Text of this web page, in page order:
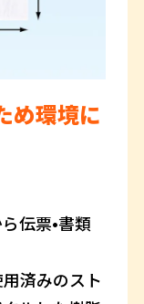
め環境に
伝票•書類
済みのスト